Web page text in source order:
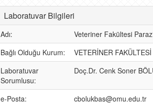
Laboratuvar Bilgileri
Adı:
Veteriner Fakültesi
Bağlı Olduğu Kurum:
VETERİNER FAKÜLTESİ
Laboratuvar
Sorumlusu:
Doç.Dr. Cenk Soner
e-Posta:
cbolukbas@omu.edu.tr